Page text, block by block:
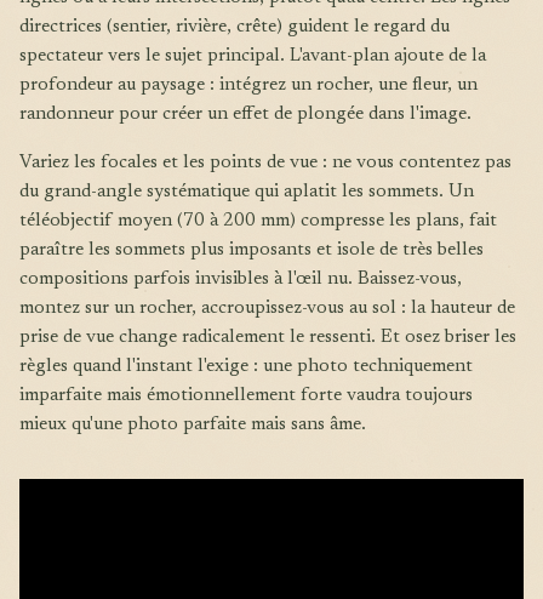
directrices (sentier, rivière, crête) guident le regard du
spectateur vers le sujet principal. L'avant-plan ajoute de la
profondeur au paysage : intégrez un rocher, une fleur, un
randonneur pour créer un effet de plongée dans l'image.
Variez les focales et les points de vue : ne vous contentez pas
du grand-angle systématique qui aplatit les sommets. Un
téléobjectif moyen (70 à 200 mm) compresse les plans, fait
paraître les sommets plus imposants et isole de très belles
compositions parfois invisibles à l'œil nu. Baissez-vous,
montez sur un rocher, accroupissez-vous au sol : la hauteur de
prise de vue change radicalement le ressenti. Et osez briser les
règles quand l'instant l'exige : une photo techniquement
imparfaite mais émotionnellement forte vaudra toujours
mieux qu'une photo parfaite mais sans âme.